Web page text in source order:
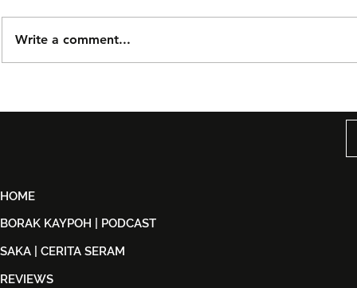
Identiti
Write a comment...
HOME
BORAK KAYPOH | PODCAST
SAKA | CERITA SERAM
REVIEWS